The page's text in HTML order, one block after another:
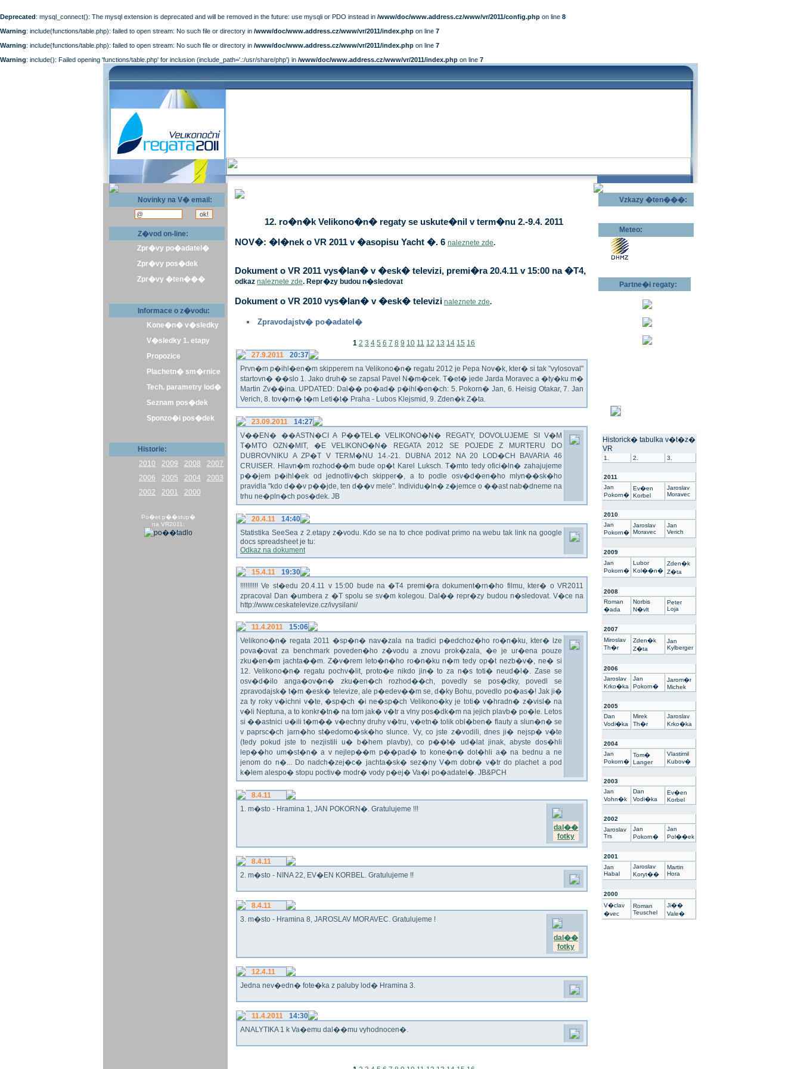
Deprecated: mysql_connect(): The mysql extension is deprecated and will be removed in the future: use mysqli or PDO instead in /www/doc/www.address.cz/www/vr/2011/config.php on line 8
Warning: include(functions/table.php): failed to open stream: No such file or directory in /www/doc/www.address.cz/www/vr/2011/index.php on line 7
Warning: include(functions/table.php): failed to open stream: No such file or directory in /www/doc/www.address.cz/www/vr/2011/index.php on line 7
Warning: include(): Failed opening 'functions/table.php' for inclusion (include_path='.:/usr/share/php') in /www/doc/www.address.cz/www/vr/2011/index.php on line 7
Novinky na V� email:
Z�vod on-line:
Zpr�vy po�adatel�
Zpr�vy pos�dek
Zpr�vy �ten���
Informace o z�vodu:
Kone�n� v�sledky
V�sledky 1. etapy
Propozice
Plachetn� sm�rnice
Tech. parametry lod�
Seznam pos�dek
Sponzo�i pos�dek
Historie:
2010
2009 2008
2007
2006
2005 2004
2003
2002
2001 2000
Po�et p��stup�
na VR2011:
12. ro�n�k Velikono�n� regaty se uskute�nil v term�nu 2.-9.4. 2011
NOV�: �l�nek o VR 2011 v �asopisu Yacht �. 6 naleznete zde.
Dokument o VR 2011 vys�lan� v �esk� televizi, premi�ra 20.4.11 v 15:00 na �T4,
odkaz naleznete zde. Repr�zy budou n�sledovat
Dokument o VR 2010 vys�lan� v �esk� televizi naleznete zde.
Zpravodajstv� po�adatel�
1 2 3 4 5 6 7 8 9 10 11 12 13 14 15 16
27.9.2011
20:37
Prvn�m p�ihl�en�m skipperem na Velikono�n� regatu 2012 je Pepa Nov�k, kter� si tak "vylosoval"
startovn� ��slo 1. Jako druh� se zapsal Pavel N�m�cek. T�et� jede Jarda Moravec a �ty�ku m�
Martin Zv��ina. UPDATED: Dal�� po�ad� p�ihl�en�ch: 5. Pokorn� Jan, 6. Heisig Otakar, 7. Jan
Verich, 8. tov�rn� t�m Leti�t� Praha - Lubos Klejsmid, 9. Zden�k Z�ta.
23.09.2011
14:27
V��EN� ��ASTN�CI A P��TEL� VELIKONO�N� REGATY, DOVOLUJEME SI V�M
T�MTO OZN�MIT, �E VELIKONO�N� REGATA 2012 SE POJEDE Z MURTERU DO
DUBROVNIKU A ZP�T V TERM�NU 14.-21. DUBNA 2012 NA 20 LOD�CH BAVARIA 46
CRUISER. Hlavn�m rozhod��m bude op�t Karel Luksch. T�mto tedy ofici�ln� zahajujeme
p��jem p�ihl�ek od jednotliv�ch skipper�, a to podle osv�d�en�ho mlyn��sk�ho
pravidla "kdo d��v p��jde, ten d��v mele". Individu�ln� z�jemce o ��ast nab�dneme na
trhu ne�pln�ch pos�dek. JB
20.4.11
14:40
Statistika SeeSea z 2.etapy z�vodu. Kdo se na to chce podivat primo na webu tak link na google
docs spreadsheet je tu:
Odkaz na dokument
15.4.11
19:30
!!!!!!!!!! Ve st�edu 20.4.11 v 15:00 bude na �T4 premi�ra dokument�rn�ho filmu, kter� o VR2011
zpracoval Dan �umbera z �T spolu se sv�m kolegou. Dal�� repr�zy budou n�sledovat. V�ce na
http://www.ceskatelevize.cz/ivysilani/
11.4.2011
15:06
Velikono�n� regata 2011 �sp�n� nav�zala na tradici p�edchoz�ho ro�n�ku, kter� lze
pova�ovat za benchmark poveden�ho z�vodu a znovu prok�zala, �e je ur�ena pouze
zku�en�m jachta��m. Z�v�rem leto�n�ho ro�n�ku n�m tedy op�t nezb�v�, ne� si
12. Velikono�n� regatu pochv�lit, proto�e nikdo jin� to za n�s toti� neud�l�. Zase se
osv�d�ilo anga�ov�n� zku�en�ch rozhod��ch, povedly se pos�dky, povedl se
zpravodajsk� t�m �esk� televize, ale p�edev��m se, d�ky Bohu, povedlo po�as�! Jak ji�
za ty roky v�ichni v�te, �sp�ch �i ne�sp�ch Velikono�ky je toti� v�hradn� z�visl� na
v�li Neptuna, a to konkr�tn� na tom jak� v�tr a vlny pos�dk�m na jejich plavb� po�le. Letos
si ��astnici u�ili t�m�� v�echny druhy v�tru, v�etn� tolik obl�ben� flauty a slun�n� se
v paprsc�ch jarn�ho st�edomo�sk�ho slunce. Vy, co jste z�vodili, dnes ji� nejsp� v�te
(tedy pokud jste to nezjistili u� b�hem plavby), co p��t� ud�lat jinak, abyste dos�hli
lep��ho um�st�n� a v nejlep��m p��pad� to kone�n� dot�hli a� na bednu a ne
jenom do n�... Do nadch�zej�c� jachta�sk� sez�ny V�m dobr� v�tr do plachet a pod
k�lem alespo� stopu poctiv� modr� vody p�ej� Va�i po�adatel�. JB&PCH
8.4.11
1. m�sto - Hramina 1, JAN POKORN�. Gratulujeme !!!
dal��
fotky
8.4.11
2. m�sto - NINA 22, EV�EN KORBEL. Gratulujeme !!
8.4.11
3. m�sto - Hramina 8, JAROSLAV MORAVEC. Gratulujeme !
dal��
fotky
12.4.11
Jedna nev�edn� fote�ka z paluby lod� Hramina 3.
11.4.2011
14:30
ANALYTIKA 1 k Va�emu dal��mu vyhodnocen�.
Vzkazy �ten���:
Meteo:
Partne�i regaty:
Historick� tabulka v�t�z�
VR
1. 2. 3.
2011
Jan
Pokorn�
Ev�en
Korbel
Jaroslav
Moravec
2010
Jan
Pokorn�
Jaroslav
Moravec
Jan
Verich
2009
Jan
Pokorn�
Lubor
Kol��n�
Zden�k
Z�ta
2008
Roman
�ada
Norbis
N�vlt
Peter
Loja
2007
Miroslav
Th�r
Zden�k
Z�ta
Jan
Kylberger
2006
Jaroslav
Krko�ka
Jan
Pokorn�
Jarom�r
Michek
2005
Dan
Vodi�ka
Mirek
Th�r
Jaroslav
Krko�ka
2004
Jan
Pokorn�
Tom�
Langer
Vlastimil
Kubov�
2003
Jan
Vohn�k
Dan
Vodi�ka
Ev�en
Korbel
2002
Jaroslav
Trs
Jan
Pokorn�
Jan
Pol��ek
2001
Jan
Habal
Jaroslav
Koryt��
Martin
Hora
2000
V�clav
�vec
Roman
Teuschel
Ji��
Vale�